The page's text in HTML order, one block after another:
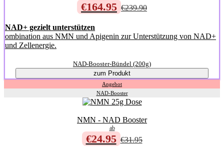
€164.95 €239.90
NAD+ gezielt unterstützen
ombination aus NMN und Apigenin zur Unterstützung von NAD+
und Zellenergie.
NAD-Booster-Bündel (200g)
zum Produkt
Angebot
NAD-Booster
NMN - NAD Booster
ab
€24.95 €31.95